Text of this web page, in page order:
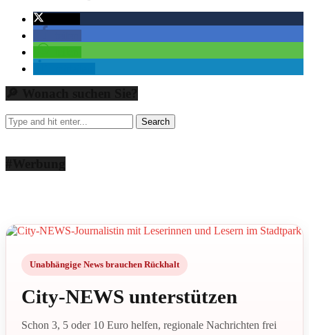
Unabhängige News brauchen Rückhalt
City-NEWS unterstützen
Schon 3, 5 oder 10 Euro helfen, regionale Nachrichten frei